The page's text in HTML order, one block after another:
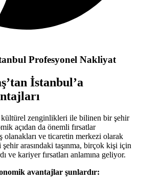
Profesyonel Nakliyat
İstanbul’a
zenginlikleri ile bilinen bir şehir
açıdan da önemli fırsatlar
olanakları ve ticaretin merkezi olarak
arasındaki taşınma, birçok kişi için
ve kariyer fırsatları anlamına geliyor.
avantajlar şunlardır: